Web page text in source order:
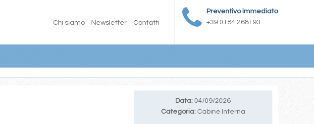
Preventivo immediato
+39 0184 268193
Chi siamo Newsletter Contatti
Data: 04/09/2026
Categoria: Cabine Interna